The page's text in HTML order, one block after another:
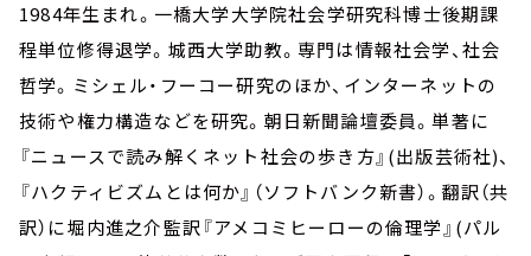
1984年生まれ。一橋大学大学院社会学研究科博士後期課
程単位修得退学。城西大学助教。専門は情報社会学、社会
哲学。ミシェル・フーコー研究のほか、インターネットの
技術や権力構造などを研究。朝日新聞論壇委員。単著に
『ニュースで読み解くネット社会の歩き方』(出版芸術社)、
『ハクティビズムとは何か』（ソフトバンク新書）。翻訳（共
訳）に堀内進之介監訳『アメコミヒーローの倫理学』(パル